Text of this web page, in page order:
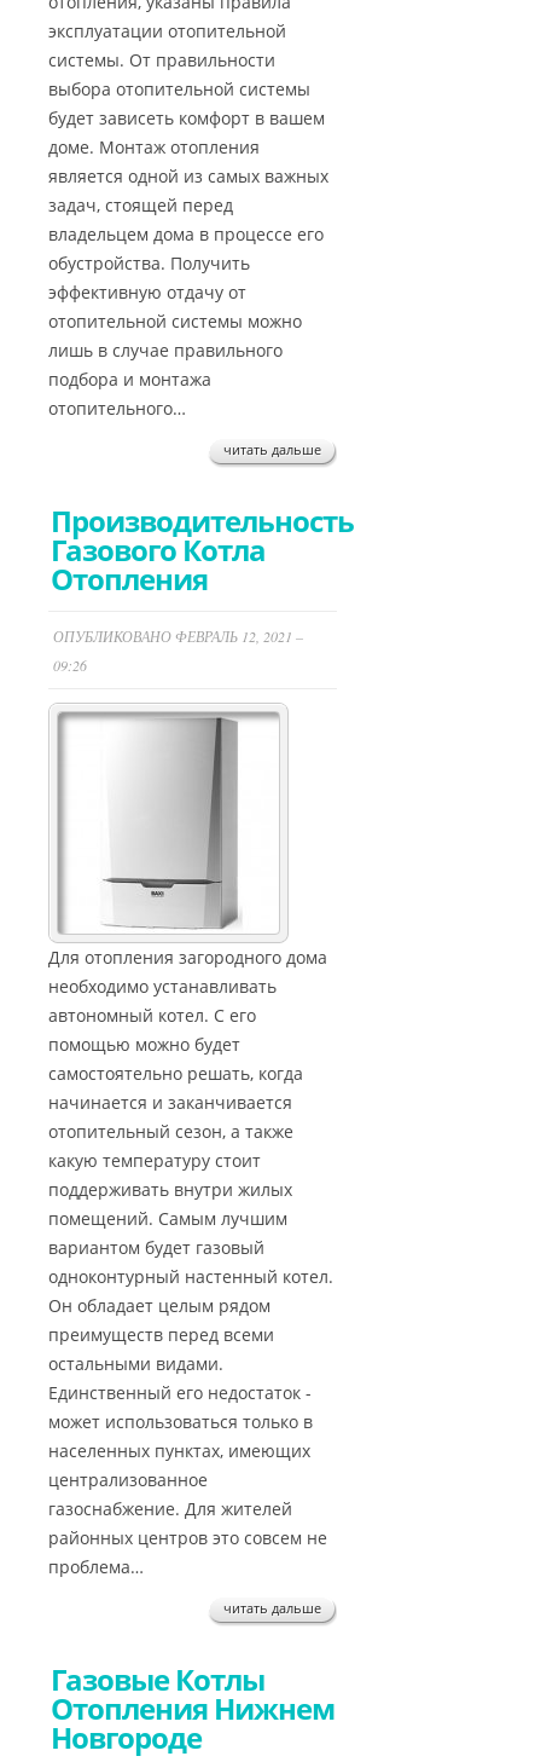
эксплуатации отопительной
системы. От правильности
выбора отопительной системы
будет зависеть комфорт в вашем
доме. Монтаж отопления
является одной из самых важных
задач, стоящей перед
владельцем дома в процессе его
обустройства. Получить
эффективную отдачу от
отопительной системы можно
лишь в случае правильного
подбора и монтажа
отопительного…
читать дальше
Производительность
Газового Котла
Отопления
ОПУБЛИКОВАНО ФЕВРАЛЬ 12, 2021 –
09:26
Для отопления загородного дома
необходимо устанавливать
автономный котел. С его
помощью можно будет
самостоятельно решать, когда
начинается и заканчивается
отопительный сезон, а также
какую температуру стоит
поддерживать внутри жилых
помещений. Самым лучшим
вариантом будет газовый
одноконтурный настенный котел.
Он обладает целым рядом
преимуществ перед всеми
остальными видами.
Единственный его недостаток -
может использоваться только в
населенных пунктах, имеющих
централизованное
газоснабжение. Для жителей
районных центров это совсем не
проблема…
читать дальше
Газовые Котлы
Отопления Нижнем
Новгороде